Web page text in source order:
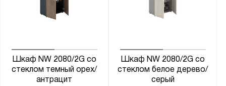
Шкаф NW 2080/2G со
стеклом темный орех/
антрацит
Шкаф NW 2080/2G со
стеклом белое дерево/
серый
от до